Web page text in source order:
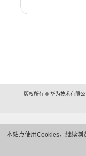
本站点使用Cookies，继续浏
版权所有 © 华为技术有限